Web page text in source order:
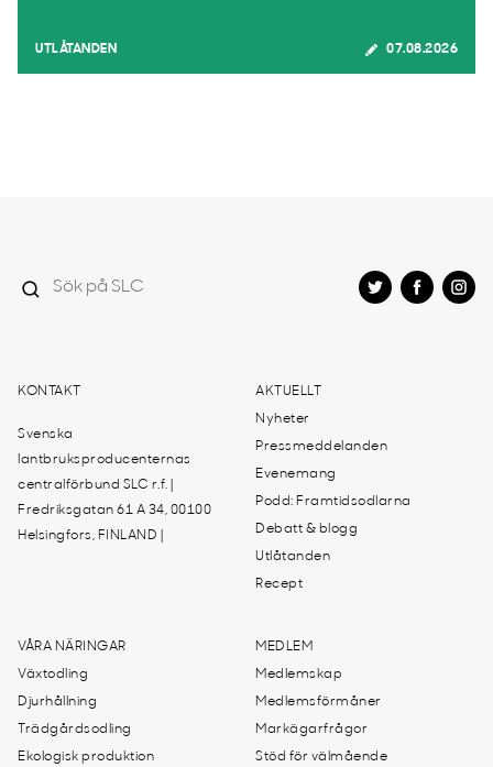
UTLÅTANDEN 07.08.2026
KONTAKT
Svenska
lantbruksproducenternas
centralförbund SLC r.f. |
Fredriksgatan 61 A 34, 00100
Helsingfors, FINLAND |
AKTUELLT
Nyheter
Pressmeddelanden
Evenemang
Podd: Framtidsodlarna
Debatt & blogg
Utlåtanden
Recept
VÅRA NÄRINGAR
Växtodling
Djurhållning
Trädgårdsodling
Ekologisk produktion
MEDLEM
Medlemskap
Medlemsförmåner
Markägarfrågor
Stöd för välmående